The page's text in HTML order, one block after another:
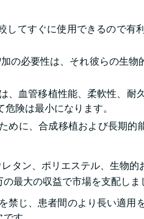
てすぐに使用できるので有
の必要性は、それ彼らの生物
、血管移植性能、柔軟性、耐
険は最小になります。
めに、合成移植および長期的
タン、ポリエステル、生物的
最大の収益で市場を支配しま
禁じ、患者間のより長い適用